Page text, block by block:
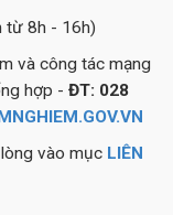
từ 8h - 16h)
và công tác mạng
hợp - ĐT: 028
vào mục LIÊN